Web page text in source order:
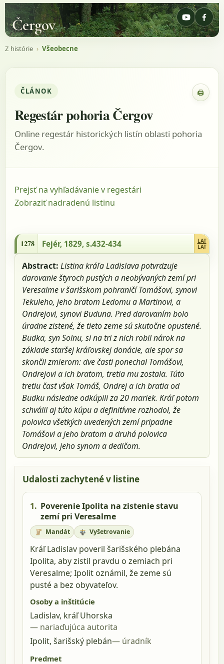
Čergov
Z histórie › Všeobecne
ČLÁNOK 🖨
Regestár pohoria Čergov
Online regestár historických listín oblasti pohoria
Čergov.
Prejsť na vyhľadávanie v regestári
Zobraziť nadradenú listinu
1278 Fejér, 1829, s.432-434
LAT
LAT
Abstract: Listina kráľa Ladislava potvrdzuje
darovanie štyroch pustých a neobývaných zemí pri
Veresalme v šarišskom pohraničí Tomášovi, synovi
Tekuleho, jeho bratom Ledomu a Martinovi, a
Ondrejovi, synovi Buduna. Pred darovaním bolo
úradne zistené, že tieto zeme sú skutočne opustené.
Budka, syn Solnu, si na tri z nich robil nárok na
základe staršej kráľovskej donácie, ale spor sa
skončil zmierom: dve časti ponechal Tomášovi,
Ondrejovi a ich bratom, tretia mu zostala. Túto
tretiu časť však Tomáš, Ondrej a ich bratia od
Budku následne odkúpili za 20 mariek. Kráľ potom
schválil aj túto kúpu a definitívne rozhodol, že
polovica všetkých uvedených zemí pripadne
Tomášovi a jeho bratom a druhá polovica
Ondrejovi, jeho synom a dedičom.
Udalosti zachytené v listine
1. Poverenie Ipolita na zistenie stavu
zemí pri Veresalme
Mandát Vyšetrovanie
Kráľ Ladislav poveril šarišského plebána
Ipolita, aby zistil pravdu o zemiach pri
Veresalme; Ipolit oznámil, že zeme sú
pusté a bez obyvateľov.
Osoby a inštitúcie
Ladislav, kráľ Uhorska
nariaďujúca autorita
Ipolit, šarišský plebán
úradník
Predmet